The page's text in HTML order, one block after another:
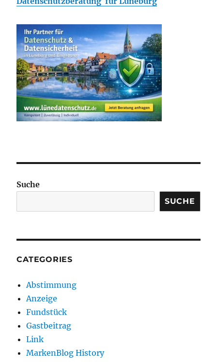
Suche
SUCHE
CATEGORIES
Abstimmung
Anzeige
Fundstück
Gastbeitrag
Link
MarkenBlog History